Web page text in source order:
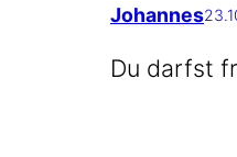
Johannes
Du darfst